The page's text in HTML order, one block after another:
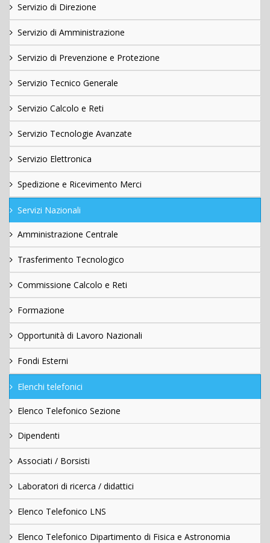
Servizio di Direzione
Servizio di Amministrazione
Servizio di Prevenzione e Protezione
Servizio Tecnico Generale
Servizio Calcolo e Reti
Servizio Tecnologie Avanzate
Servizio Elettronica
Spedizione e Ricevimento Merci
Servizi Nazionali
Amministrazione Centrale
Trasferimento Tecnologico
Commissione Calcolo e Reti
Formazione
Opportunità di Lavoro Nazionali
Fondi Esterni
Elenchi telefonici
Elenco Telefonico Sezione
Dipendenti
Associati / Borsisti
Laboratori di ricerca / didattici
Elenco Telefonico LNS
Elenco Telefonico Dipartimento di Fisica e Astronomia